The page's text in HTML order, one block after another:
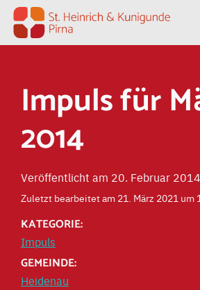
Zum Inhalt springen
Impuls für
2014
Veröffentlicht am 20. Februar
Zuletzt bearbeitet am 21. März 2021 um
KATEGORIE:
Impuls
GEMEINDE:
Heidenau